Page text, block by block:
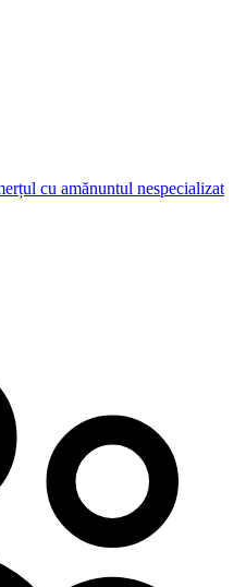
cu amănuntul nespecializat